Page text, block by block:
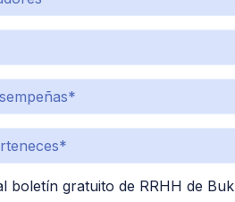
boletín gratuito de RRHH de Buk